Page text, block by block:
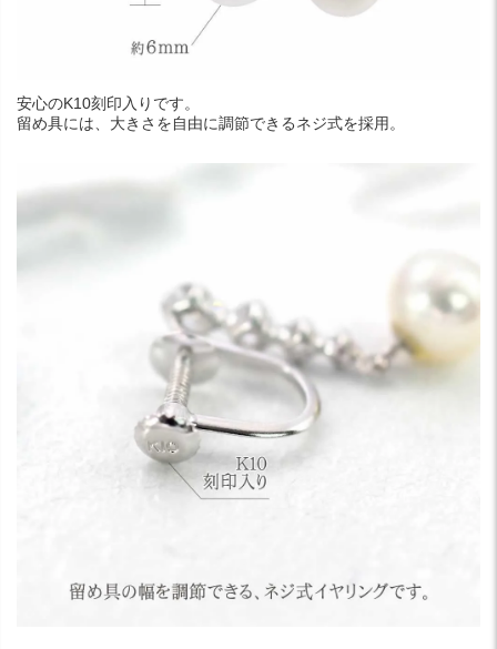
安心のK10刻印入りです。
留め具には、大きさを自由に調節できるネジ式を採用。